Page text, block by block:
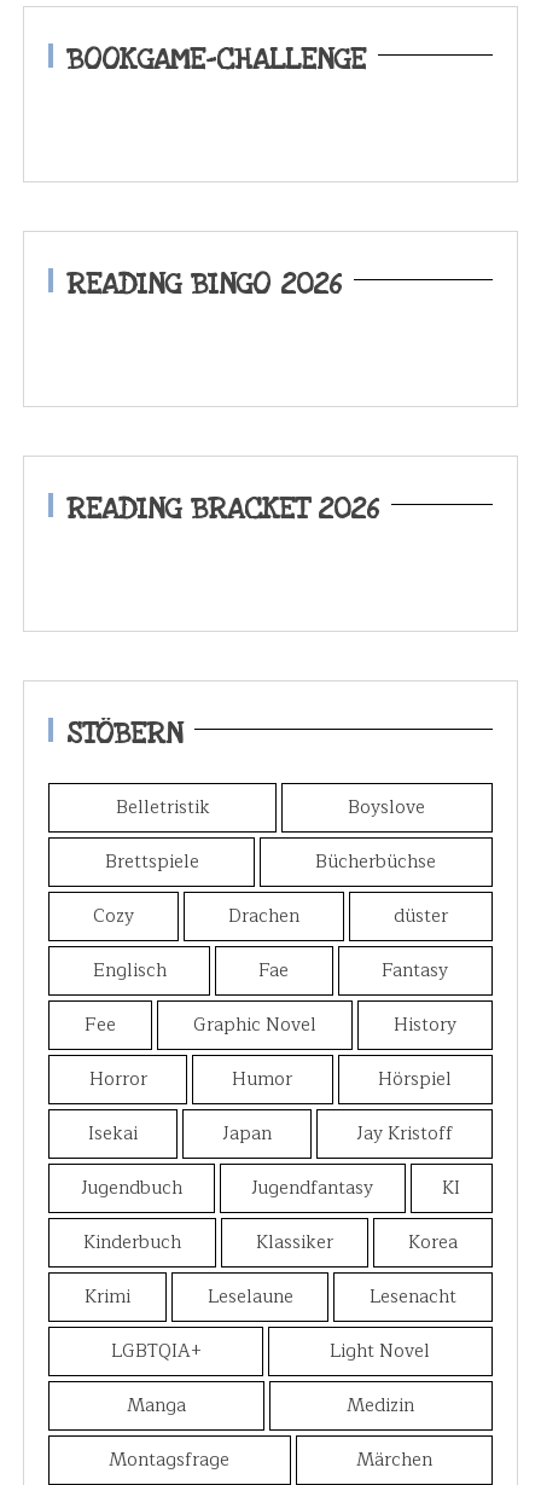
BOOKGAME-CHALLENGE
READING BINGO 2026
READING BRACKET 2026
STÖBERN
Belletristik
Boyslove
Brettspiele
Bücherbüchse
Cozy
Drachen
düster
Englisch
Fae
Fantasy
Fee
Graphic Novel
History
Horror
Humor
Hörspiel
Isekai
Japan
Jay Kristoff
Jugendbuch
Jugendfantasy
KI
Kinderbuch
Klassiker
Korea
Krimi
Leselaune
Lesenacht
LGBTQIA+
Light Novel
Manga
Medizin
Montagsfrage
Märchen